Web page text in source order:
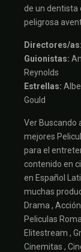
de un dentista
peligrosa
Directores/as:
Guionistas:
Reynolds
Estrellas:
Gould
Ver Buscando
mejores
para el
contenido en
en Español
muchas
Drama ,
Peliculas
Elitestream ,
Cinemitas ,